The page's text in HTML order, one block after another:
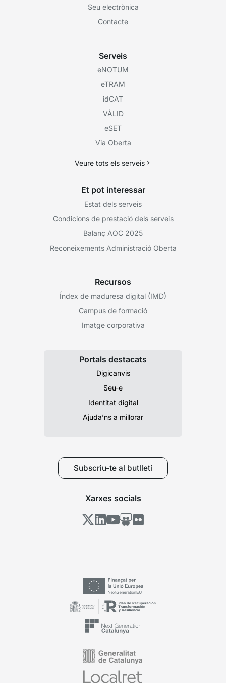
Seu electrònica
Contacte
Serveis
eNOTUM
eTRAM
idCAT
VÀLID
eSET
Via Oberta
Veure tots els serveis
Et pot interessar
Estat dels serveis
Condicions de prestació dels serveis
Balanç AOC 2025
Reconeixements Administració Oberta
Recursos
Índex de maduresa digital (IMD)
Campus de formació
Imatge corporativa
Portals destacats
Digicanvis
Seu-e
Identitat digital
Ajuda’ns a millorar
Subscriu-te al butlletí
Xarxes socials